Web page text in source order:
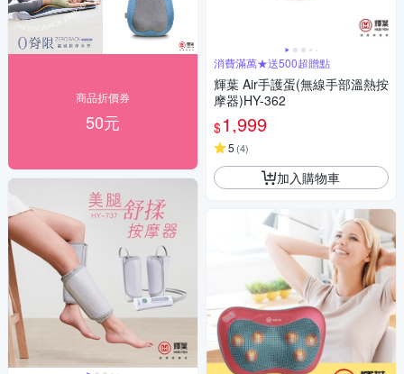
商品折價券
50元
消費滿萬★送500超贈點
輝葉 Air手護蛋(無線手部溫熱按
摩器)HY-362
$1,999
5 (4)
加入購物車